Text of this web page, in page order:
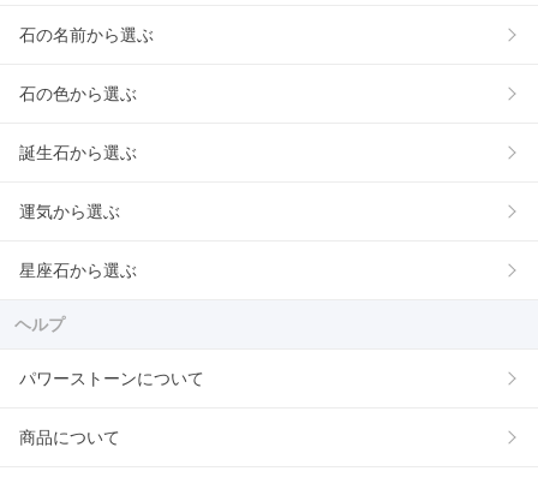
石の名前から選ぶ
石の色から選ぶ
誕生石から選ぶ
運気から選ぶ
星座石から選ぶ
ヘルプ
パワーストーンについて
商品について